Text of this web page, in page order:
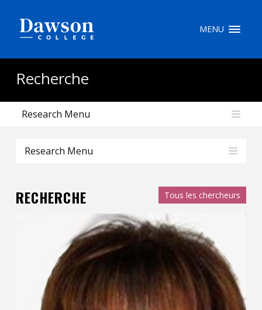
MENU
Recherche
Research Menu
Research Menu
RECHERCHE Tous les chercheurs
Comment postuler
Carrières
Informations